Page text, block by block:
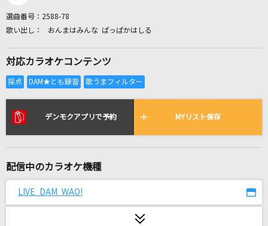
全国りれき
リアルタイムで歌われている曲の一覧
[生音]優しい雨
選曲番号： 2588-78
おんまはみんな ぱっぱかはしる
対応カラオケコンテンツ
デンモクアプリで予約 MYリスト保存
配信中のカラオケ機種
LIVE DAM WAO!